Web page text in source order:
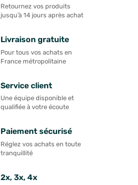
Retournez vos produits
jusqu’à 14 jours après achat
Livraison gratuite
Pour tous vos achats en
France métropolitaine
Service client
Une équipe disponible et
qualifiée à votre écoute
Paiement sécurisé
Réglez vos achats en toute
tranquillité
2x, 3x, 4x